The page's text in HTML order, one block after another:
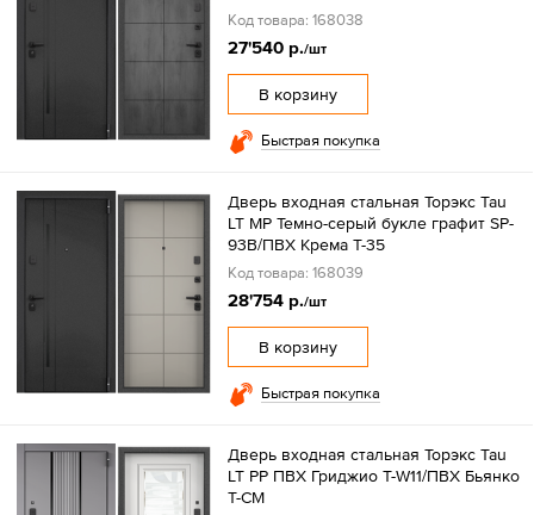
Код товара: 168038
27'540 р./шт
В корзину
Быстрая покупка
Дверь входная стальная Торэкс Tau
LT MP Темно-серый букле графит SP-
93B/ПВХ Крема T-35
Код товара: 168039
28'754 р./шт
В корзину
Быстрая покупка
Дверь входная стальная Торэкс Tau
LT PP ПВХ Гриджио T-W11/ПВХ Бьянко
T-CM